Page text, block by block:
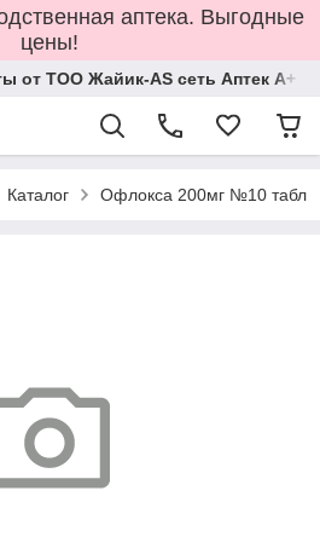
аптека. Выгодные
цены!
от ТОО Жайик-AS сеть Аптек А+
Каталог Офлокса 200мг №10 табл